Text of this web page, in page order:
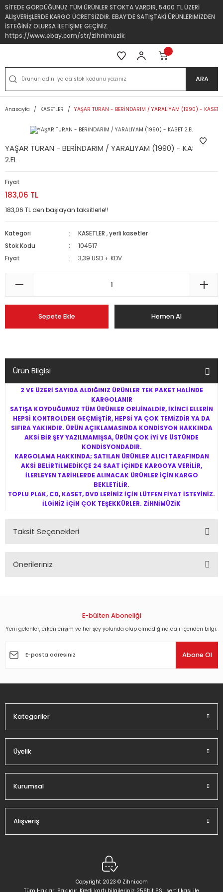
SİTEDE GÖRDÜĞÜNÜZ TÜM ÜRÜNLER STOKTA VARDIR, 5400 TL ÜZERİ
ALIŞVERİŞLERDE KARGO ÜCRETSİZDİR. EBAY'DE SATIŞTAKİ ÜRÜNLERİMİZDEN
İSTEĞİNİZ OLURSA İLETİŞİME GEÇİNİZ.
https://www.ebay.com/str/zihnimuzik
ARA
Anasayfa KASETLER YAŞAR TURAN - BERİNDARIM / YARALIYAM (1990) - KASET
YAŞAR TURAN - BERİNDARIM / YARALIYAM (1990) - KASET
2.EL
Fiyat
183,06 TL
183,06 TL den başlayan taksitlerle!!
Kategori KASETLER ,yerli kasetler
Stok Kodu
104517
Fiyat
3,39 USD + KDV
Sepete Ekle Hemen Al
Ürün Bilgisi
2 VE ÜZERİ SAYIDA ALDIĞINIZ ÜRÜNLER TEK PAKET HALİNDE
KARGOLANIR
SATIŞA KOYDUĞUMUZ TÜM ÜRÜNLER ORİJİNALDİR, İKİNCİ ELLERİN
HEPSİ KONTROLDEN GEÇMİŞTİR, HEPSİ YA ÇOK TEMİZDİR YA DA
SIFIRA YAKINDIR. ÜRÜN AÇIKLAMASINDA KONDİSYON HAKKINDA
AKSİ BİR ŞEY YAZILMAMIŞSA, ÜRÜN ÇOK İYİ VE ÜSTÜNDE
KONDİSYONDADIR.
KARGOLAMA HAKKINDA; SATILAN ÜRÜNLER ALICI TARAFINDAN
AKSİ BELİRTİLMEDİKÇE 24 SAAT İÇİNDE KARGOYA VERİLİR,
İLERLEYEN TARİHLERDE ALINACAK ÜRÜNLER İÇİN KARGO
BEKLETİLİR.
TOPLU PLAK, CD, KASET, DVD LERİNİZ İÇİN LÜTFEN FİYAT İSTEYİNİZ.
İLGİNİZ İÇİN ÇOK TEŞEKKÜRLER. ZİHNİMÜZİK
Taksit Seçenekleri
Önerileriniz
Görüş ve önerileriniz için teşekkür ederiz.
Ürün açıklamasında eksik bilgiler bulunuyor.
E-bülten Aboneliği
Yeni gelenler, erken erişim ve her şey yolunda olup olmadığına dair içeriden bilgi.
Abone Ol
Kategoriler
Üyelik
Kurumsal
Alışveriş
Copyright 2023 © Zihni.com
Tüm Hakları Saklıdır. Kredi kartı bilgileriniz 256bit SSL sertifikası ile